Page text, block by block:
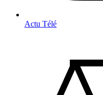
Actu Télé